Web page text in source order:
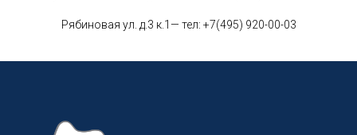
Рябиновая ул. д.3 к.1— тел: +7(495) 920-00-03